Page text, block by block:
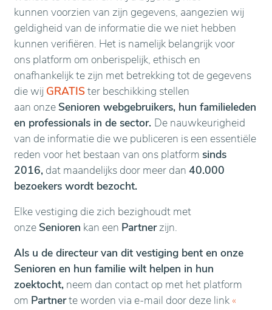
kunnen voorzien van zijn gegevens, aangezien wij
geldigheid van de informatie die we niet hebben
kunnen verifiëren. Het is namelijk belangrijk voor
ons platform om onberispelijk, ethisch en
onafhankelijk te zijn met betrekking tot de gegevens
die wij GRATISter beschikking stellen
aan onze Senioren webgebruikers, hun familieleden
en professionals in de sector. De nauwkeurigheid
van de informatie die we publiceren is een essentiële
reden voor het bestaan van ons platform sinds
2016, dat maandelijks door meer dan 40.000
bezoekers wordt bezocht.
Elke vestiging die zich bezighoudt met
onze Senioren kan een Partnerzijn.
Als u de directeur van dit vestiging bent en onze
Senioren en hun familie wilt helpen in hun
zoektocht, neem dan contact op met het platform
om Partnerte worden via e-mail door deze link «